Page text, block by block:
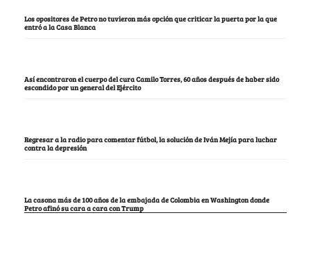
Los opositores de Petro no tuvieron más opción que criticar la puerta por la que
entró a la Casa Blanca
Así encontraron el cuerpo del cura Camilo Torres, 60 años después de haber sido
escondido por un general del Ejército
Regresar a la radio para comentar fútbol, la solución de Iván Mejía para luchar
contra la depresión
La casona más de 100 años de la embajada de Colombia en Washington donde
Petro afinó su cara a cara con Trump